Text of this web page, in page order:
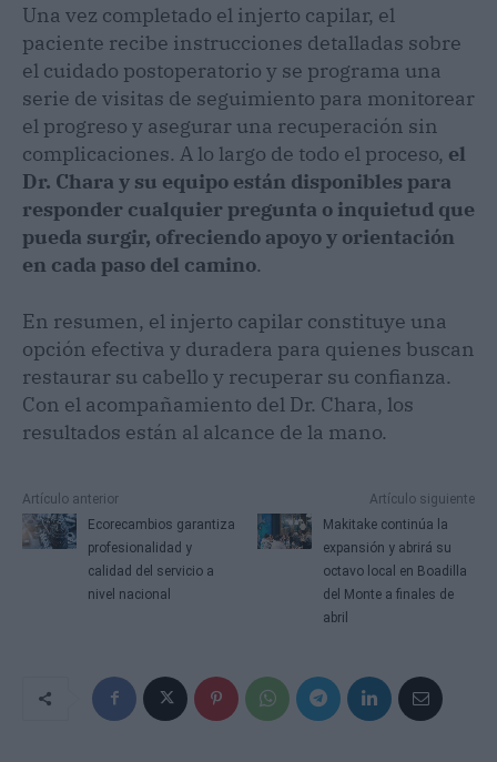
Una vez completado el injerto capilar, el
paciente recibe instrucciones detalladas sobre
el cuidado postoperatorio y se programa una
serie de visitas de seguimiento para monitorear
el progreso y asegurar una recuperación sin
complicaciones. A lo largo de todo el proceso, el
Dr. Chara y su equipo están disponibles para
responder cualquier pregunta o inquietud que
pueda surgir, ofreciendo apoyo y orientación
en cada paso del camino.
En resumen, el injerto capilar constituye una
opción efectiva y duradera para quienes buscan
restaurar su cabello y recuperar su confianza.
Con el acompañamiento del Dr. Chara, los
resultados están al alcance de la mano.
Artículo anterior
Ecorecambios garantiza
profesionalidad y
calidad del servicio a
nivel nacional
Artículo siguiente
Makitake continúa la
expansión y abrirá su
octavo local en Boadilla
del Monte a finales de
abril